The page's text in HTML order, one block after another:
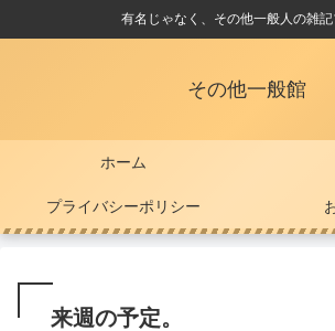
有名じゃなく、その他一般人の雑
その他一般館
ホーム
プライバシーポリシー
来週の予定。